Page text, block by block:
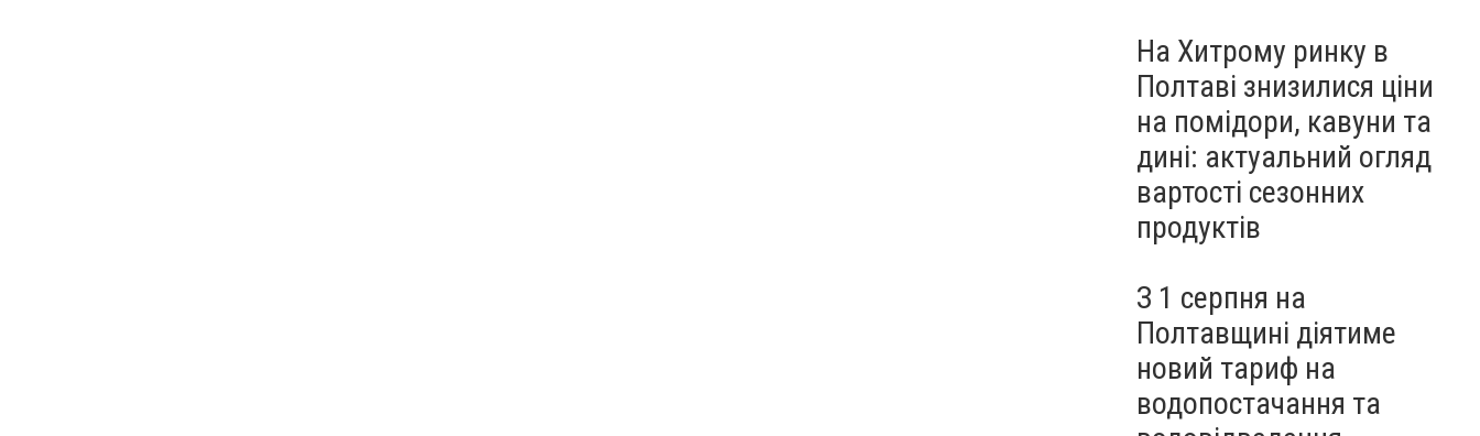
На Хитрому ринку в
Полтаві знизилися ціни
на помідори, кавуни та
дині: актуальний огляд
вартості сезонних
продуктів
З 1 серпня на
Полтавщині діятиме
новий тариф на
водопостачання та